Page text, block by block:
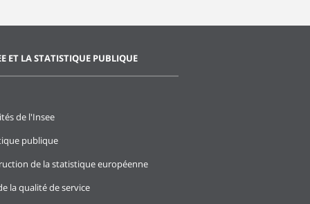
ET LA STATISTIQUE PUBLIQUE
de l'Insee
publique
de la statistique européenne
la qualité de service